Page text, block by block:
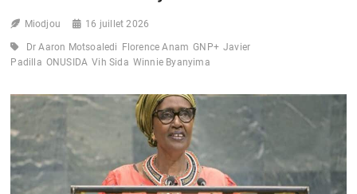
AFRICA
PLUSIEURS
ACTEURS
UNE
VICTOIRE
BÉNIN
Miodjou 16 juillet 2026
Dr Aaron Motsoaledi Florence Anam GNP+ Javier
Padilla ONUSIDA Vih Sida Winnie Byanyima